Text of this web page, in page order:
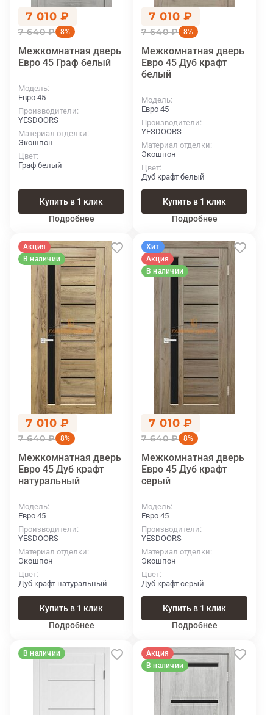
7 010 ₽
7 640 ₽ 8%
Межкомнатная дверь
Евро 45 Граф белый
Модель
Евро 45
Производители
YESDOORS
Материал отделки
Экошпон
Цвет
Граф белый
Купить в 1 клик
Подробнее
7 010 ₽
7 640 ₽ 8%
Межкомнатная дверь
Евро 45 Дуб крафт
белый
Модель
Евро 45
Производители
YESDOORS
Материал отделки
Экошпон
Цвет
Дуб крафт белый
Купить в 1 клик
Подробнее
Акция
В наличии
7 010 ₽
7 640 ₽ 8%
Межкомнатная дверь
Евро 45 Дуб крафт
натуральный
Модель
Евро 45
Производители
YESDOORS
Материал отделки
Экошпон
Цвет
Дуб крафт натуральный
Купить в 1 клик
Подробнее
Хит
Акция
В наличии
7 010 ₽
7 640 ₽ 8%
Межкомнатная дверь
Евро 45 Дуб крафт
серый
Модель
Евро 45
Производители
YESDOORS
Материал отделки
Экошпон
Цвет
Дуб крафт серый
Купить в 1 клик
Подробнее
В наличии
Акция
В наличии